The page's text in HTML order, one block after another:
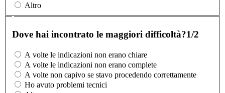
Altro
Dove hai incontrato le maggiori difficoltà?1/2
A volte le indicazioni non erano chiare
A volte le indicazioni non erano complete
A volte non capivo se stavo procedendo correttamente
Ho avuto problemi tecnici